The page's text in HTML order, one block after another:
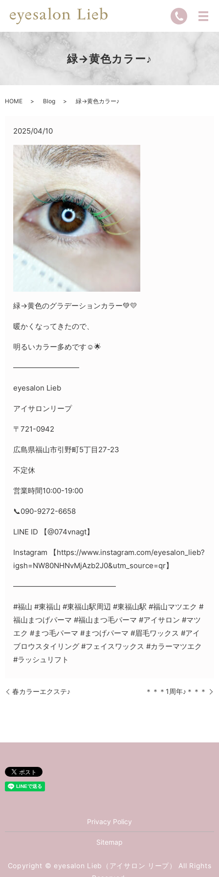
緑→黄色カラー♪
HOME Blog 緑→黄色カラー♪
2025/04/10
緑→黄色のグラデーションカラー💚💛
暖かくなってきたので、
明るいカラー多めです☺️🌟
—————————
eyesalon Lieb
アイサロンリープ
〒721-0942
広島県福山市引野町5丁目27-23
不定休
営業時間10:00-19:00
📞090-9272-6658
LINE ID 【@074vnagt】
Instagram 【https://www.instagram.com/eyesalon_lieb?
igsh=NW80NHNvMjAzb2J0&utm_source=qr】
——————————————
#福山 #東福山 #東福山駅周辺 #東福山駅 #福山マツエク #
福山まつげパーマ #福山まつ毛パーマ #アイサロン #マツ
エク #まつ毛パーマ #まつげパーマ #眉毛ワックス #アイ
ブロウスタイリング #フェイスワックス #カラーマツエク
#ラッシュリフト
春カラーエクステ♪ ＊＊＊1周年♪＊＊＊
Privacy Policy
Sitemap
Copyright © eyesalon Lieb（アイサロン リープ） All Rights